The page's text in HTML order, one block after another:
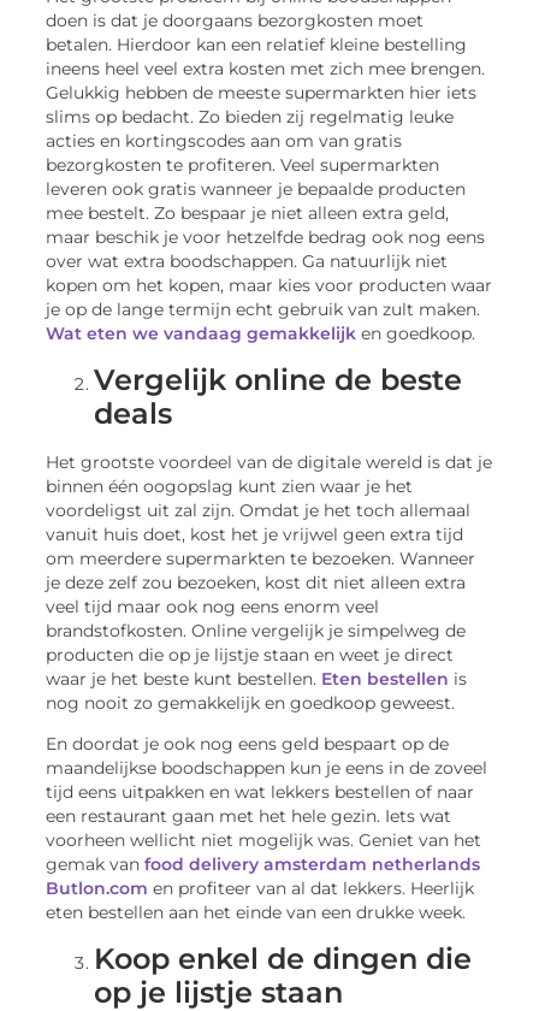
doen is dat je doorgaans bezorgkosten moet
betalen. Hierdoor kan een relatief kleine bestelling
ineens heel veel extra kosten met zich mee brengen.
Gelukkig hebben de meeste supermarkten hier iets
slims op bedacht. Zo bieden zij regelmatig leuke
acties en kortingscodes aan om van gratis
bezorgkosten te profiteren. Veel supermarkten
leveren ook gratis wanneer je bepaalde producten
mee bestelt. Zo bespaar je niet alleen extra geld,
maar beschik je voor hetzelfde bedrag ook nog eens
over wat extra boodschappen. Ga natuurlijk niet
kopen om het kopen, maar kies voor producten waar
je op de lange termijn echt gebruik van zult maken.
Wat eten we vandaag gemakkelijk en goedkoop.
Vergelijk online de beste
deals
Het grootste voordeel van de digitale wereld is dat je
binnen één oogopslag kunt zien waar je het
voordeligst uit zal zijn. Omdat je het toch allemaal
vanuit huis doet, kost het je vrijwel geen extra tijd
om meerdere supermarkten te bezoeken. Wanneer
je deze zelf zou bezoeken, kost dit niet alleen extra
veel tijd maar ook nog eens enorm veel
brandstofkosten. Online vergelijk je simpelweg de
producten die op je lijstje staan en weet je direct
waar je het beste kunt bestellen. Eten bestellen is
nog nooit zo gemakkelijk en goedkoop geweest.
En doordat je ook nog eens geld bespaart op de
maandelijkse boodschappen kun je eens in de zoveel
tijd eens uitpakken en wat lekkers bestellen of naar
een restaurant gaan met het hele gezin. Iets wat
voorheen wellicht niet mogelijk was. Geniet van het
gemak vanfood delivery amsterdam netherlands
Butlon.com en profiteer van al dat lekkers. Heerlijk
eten bestellen aan het einde van een drukke week.
Koop enkel de dingen die
op je lijstje staan